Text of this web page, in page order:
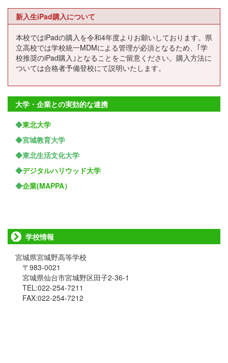
新入生iPad購入について
本校ではiPadの購入を令和4年度よりお願いしております。県
立高校では学校統一MDMによる管理が必須となるため、｢学
校推奨のiPad購入｣となることをご留意ください。購入方法に
ついては合格者予備登校にて説明いたします。
大学・企業との実効的な連携
◆東北大学
◆宮城教育大学
◆東北生活文化大学
◆デジタルハリウッド大学
◆企業(MAPPA）
学校情報
宮城県宮城野高等学校
〒983-0021
宮城県仙台市宮城野区田子2-36-1
TEL:022-254-7211
FAX:022-254-7212